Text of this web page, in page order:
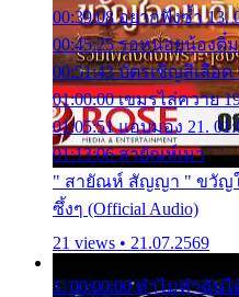
00:39:08 อยากฟังซ้ำ 13.
00:45:25 รอหน่อยน้องติ๋
00:51:43 บัตรเชิญสีเลือด
01:00:00 เขมรไล่ควาย
01:05:51 แอบมอง 21.
01:13:06 สายัณห์เมา
" สายัณห์ สัญญา " ขวัญใ
ซึ้งๆ (Official Audio)
21 views • 21.07.2569
1. 00:00:00 ทำไมทำฉัน